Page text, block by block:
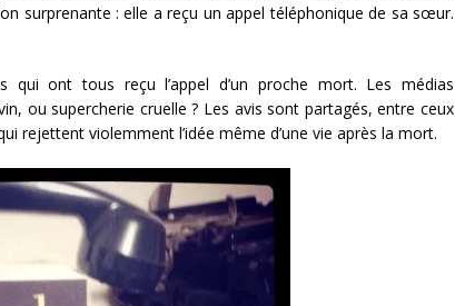
surprenante : elle a reçu un appel téléphonique de sa sœur.
qui ont tous reçu l’appel d’un proche mort. Les médias
ou supercherie cruelle ? Les avis sont partagés, entre ceux
rejettent violemment l’idée même d’une vie après la mort.